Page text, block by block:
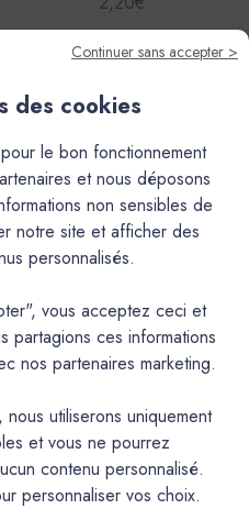
Mercadier édition
Badimat® - Couleur Vert de
Gris - 20 Kg - Badigeon de
chaux - Préteinté pâte
pigmentaire
228,00€
Continuer sans accepter >
des cookies
le bon fonctionnement
et nous déposons
non sensibles de
notre site et afficher des
personnalisés.
vous acceptez ceci et
partagions ces informations
nos partenaires marketing.
utiliserons uniquement
et vous ne pourrez
contenu personnalisé.
personnaliser vos choix.